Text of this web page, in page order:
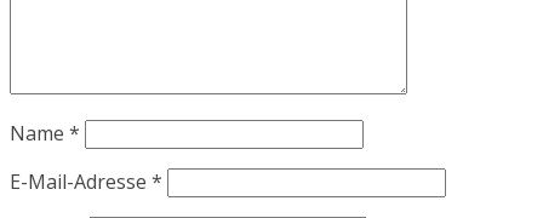
Name *
E-Mail-Adresse *